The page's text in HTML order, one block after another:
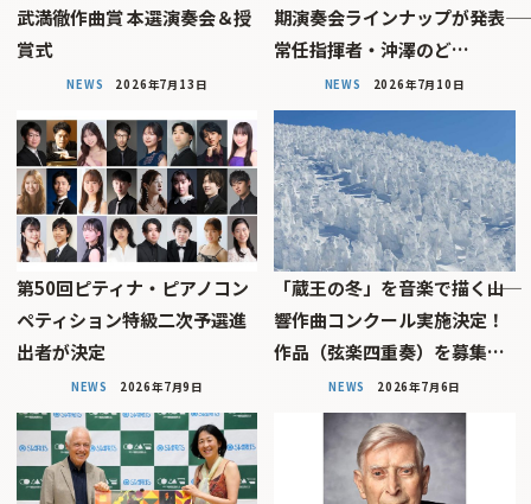
武満徹作曲賞 本選演奏会＆授
賞式
NEWS 2026年7月13日
期演奏会ラインナップが発表――
常任指揮者・沖澤のど…
NEWS 2026年7月10日
第50回ピティナ・ピアノコン
ペティション特級二次予選進
出者が決定
NEWS 2026年7月9日
「蔵王の冬」を音楽で描く――山
響作曲コンクール実施決定！
作品（弦楽四重奏）を募集…
NEWS 2026年7月6日